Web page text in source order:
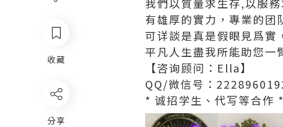
收藏
分享
有雄厚的實力，專業的团
可详談是真是假眼見爲實
平凡人生盡我所能助您
【咨询顾问：Ella】
QQ/微信号：
* 诚招学生、代写等合作 *